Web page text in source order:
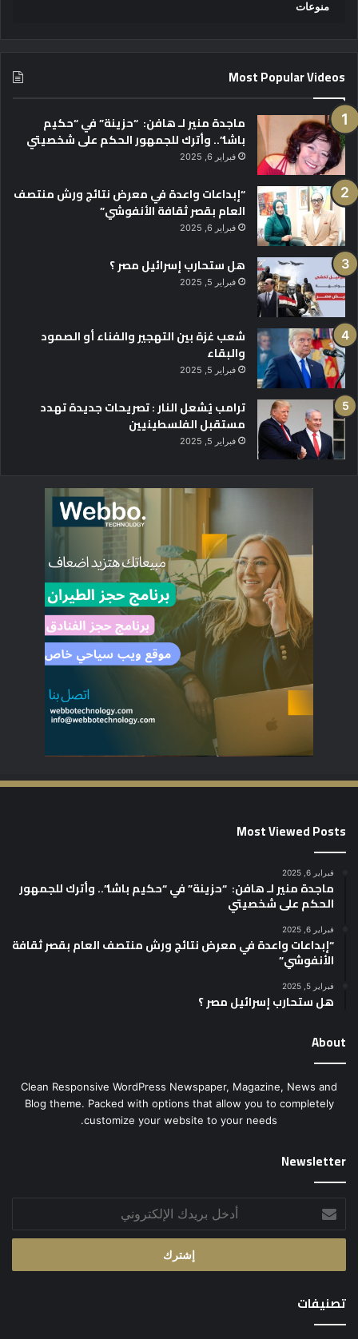
منوعات
Most Popular Videos
ماجدة منير لـ هافن: “حزينة” في “حكيم
باشا”.. وأترك للجمهور الحكم على شخصيتي
فبراير 6, 2025
“إبداعات واعدة في معرض نتائج ورش منتصف
العام بقصر ثقافة الأنفوشي”
فبراير 6, 2025
هل ستحارب إسرائيل مصر ؟
فبراير 5, 2025
شعب غزة بين التهجير والفناء أو الصمود
والبقاء
فبراير 5, 2025
ترامب يُشعل النار : تصريحات جديدة تهدد
مستقبل الفلسطينيين
فبراير 5, 2025
Most Viewed Posts
فبراير 6, 2025
ماجدة منير لـ هافن: “حزينة” في “حكيم باشا”.. وأترك للجمهور
الحكم على شخصيتي
فبراير 6, 2025
“إبداعات واعدة في معرض نتائج ورش منتصف العام بقصر ثقافة
الأنفوشي”
فبراير 5, 2025
هل ستحارب إسرائيل مصر ؟
About
Clean Responsive WordPress Newspaper, Magazine, News and
Blog theme. Packed with options that allow you to completely
customize your website to your needs.
Newsletter
بريدك
الإلكتروني
تصنيفات